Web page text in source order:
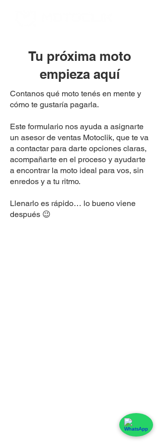
Tu próxima moto
empieza aquí
Contanos qué moto tenés en mente y
cómo te gustaría pagarla.
Este formulario nos ayuda a asignarte
un asesor de ventas Motoclik, que te va
a contactar para darte opciones claras,
acompañarte en el proceso y ayudarte
a encontrar la moto ideal para vos, sin
enredos y a tu ritmo.
Llenarlo es rápido… lo bueno viene
después 😉